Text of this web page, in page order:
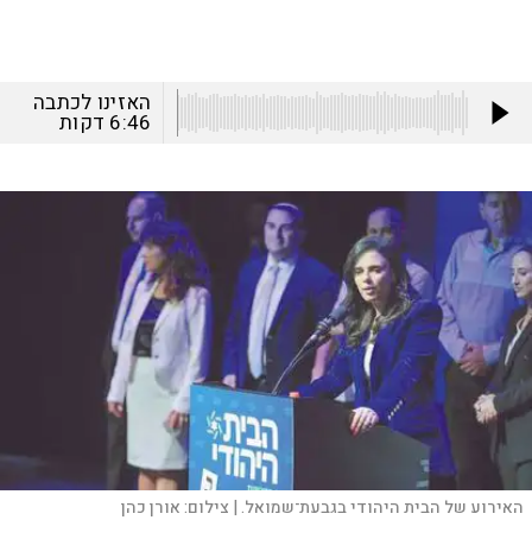
האזינו לכתבה
6:46 דקות
האירוע של הבית היהודי בגבעת־שמואל. | צילום:אורן כהן